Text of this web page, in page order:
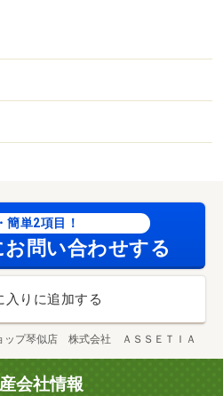
簡単2項目！
お問い合わせする
入りに追加する
ップ琴似店 株式会社 ＡＳＳＥＴＩＡ
会社情報